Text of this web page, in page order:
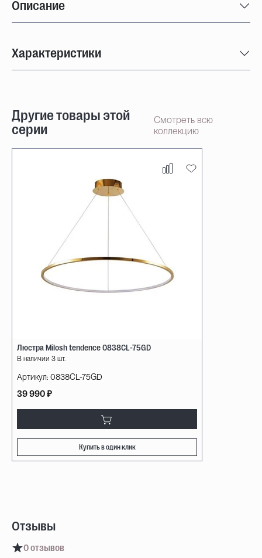
Описание
Характеристики
Другие товары этой
серии
Смотреть всю
коллекцию
Люстра Milosh tendence 0838CL-75GD
В наличии 3 шт.
Артикул: 0838CL-75GD
39 990 ₽
Купить в один клик
Отзывы
0 отзывов